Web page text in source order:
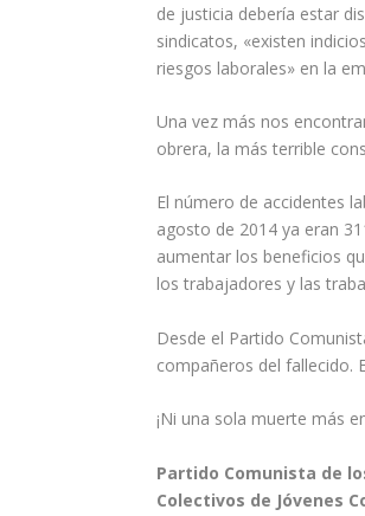
de justicia debería estar
sindicatos, «existen
riesgos laborales» en la
Una vez más nos
obrera, la más terrible
El número de accidentes
agosto de 2014 ya eran
aumentar los beneficios
los trabajadores y las
Desde el Partido
compañeros del fallecido.
¡Ni una sola muerte más
Partido Comunista de
Colectivos de Jóvenes